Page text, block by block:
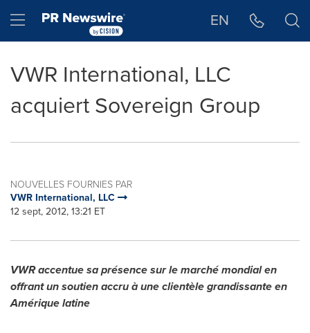
Hamburger menu EN
VWR International, LLC
acquiert Sovereign Group
NOUVELLES FOURNIES PAR
VWR International, LLC
12 sept, 2012, 13:21 ET
VWR accentue sa présence sur le marché mondial en
offrant un soutien accru à une clientèle grandissante en
Amérique latine